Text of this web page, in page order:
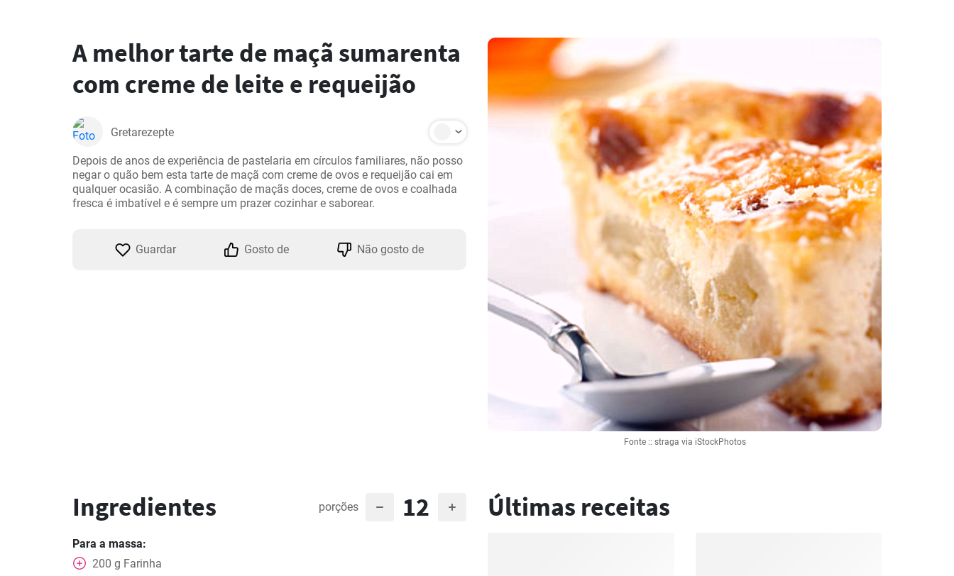
Fonte :: straga via iStockPhotos
A melhor tarte de maçã sumarenta
com creme de leite e requeijão
Gretarezepte
Depois de anos de experiência de pastelaria em círculos familiares, não posso
negar o quão bem esta tarte de maçã com creme de ovos e requeijão cai em
qualquer ocasião. A combinação de maçãs doces, creme de ovos e coalhada
fresca é imbatível e é sempre um prazer cozinhar e saborear.
Guardar Gosto de Não gosto de
Ingredientes porções 12
Para a massa:
200 g Farinha
Últimas receitas